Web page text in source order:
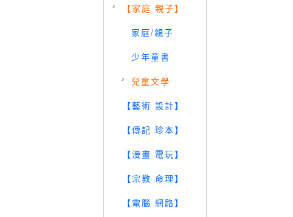
【家庭 親子】
家庭/親子
少年童書
兒童文學
【藝術 設計】
【傳記 珍本】
【漫畫 電玩】
【宗教 命理】
【電腦 網路】